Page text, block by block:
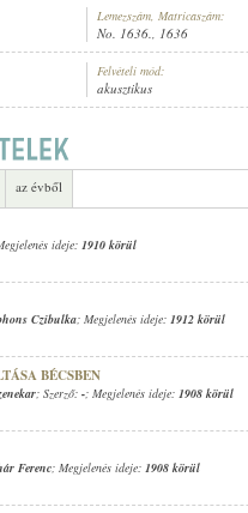
Lemezszám, Matricaszám:
No. 1636., 1636
Felvételi mód:
akusztikus
az évből
ideje: 1910 körül
Czibulka; Megjelenés ideje: 1912 körül
BÉCSBEN
; Szerző: -; Megjelenés ideje: 1908 körül
Ferenc; Megjelenés ideje: 1908 körül